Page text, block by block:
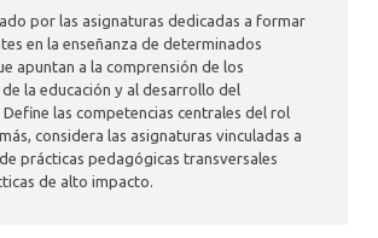
por las asignaturas dedicadas a formar
en la enseñanza de determinados
apuntan a la comprensión de los
la educación y al desarrollo del
las competencias centrales del rol
considera las asignaturas vinculadas a
prácticas pedagógicas transversales
de alto impacto.